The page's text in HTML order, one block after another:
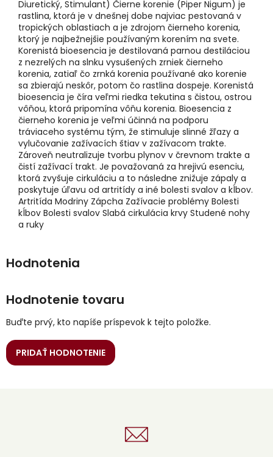
Diuretický, Stimulant) Čierne korenie (Piper Nigum) je
rastlina, ktorá je v dnešnej dobe najviac pestovaná v
tropických oblastiach a je zdrojom čierneho korenia,
ktorý je najbežnejšie používaným korením na svete.
Korenistá bioesencia je destilovaná parnou destiláciou
z nezrelých na slnku vysušených zrniek čierneho
korenia, zatiaľ čo zrnká korenia používané ako korenie
sa zbierajú neskôr, potom čo rastlina dospeje. Korenistá
bioesencia je číra veľmi riedka tekutina s čistou, ostrou
vôňou, ktorá pripomína vôňu korenia. Bioesencia z
čierneho korenia je veľmi účinná na podporu
tráviaceho systému tým, že stimuluje slinné žľazy a
vylučovanie zažívacích štiav v zažívacom trakte.
Zároveň neutralizuje tvorbu plynov v črevnom trakte a
čistí zažívací trakt. Je považovaná za hrejivú esenciu,
ktorá zvyšuje cirkuláciu a to následne znižuje zápaly a
poskytuje úľavu od artritídy a iné bolesti svalov a kĺbov.
Artritída Modriny Zápcha Zažívacie problémy Bolesti
kĺbov Bolesti svalov Slabá cirkulácia krvy Studené nohy
a ruky
Hodnotenie tovaru
Buďte prvý, kto napíše príspevok k tejto položke.
PRIDAŤ HODNOTENIE